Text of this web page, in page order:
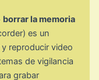
borrar la memoria
es un
reproducir video
de vigilancia
grabar